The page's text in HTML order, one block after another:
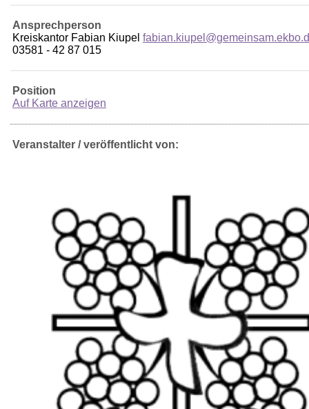
Ansprechperson
Kreiskantor Fabian Kiupel
03581 - 42 87 015
Position
Auf Karte anzeigen
Veranstalter / veröffentlicht von: